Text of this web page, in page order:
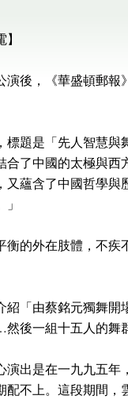
後，《華盛頓郵
題是「先人智慧與
了中國的太極與
蘊含了中國哲學
的外在肢體，不
紹「由蔡銘元獨舞
後一組十五人的舞
出是在一九九五
不上。這段期間，